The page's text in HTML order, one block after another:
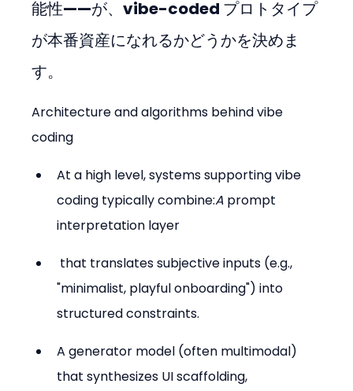
能性——が、vibe-coded プロトタイプ
が本番資産になれるかどうかを決めま
す。
Architecture and algorithms behind vibe
coding
At a high level, systems supporting vibe
coding typically combine:A prompt
interpretation layer
"minimalist, playful onboarding") into
structured constraints.
A generator model (often multimodal)
that synthesizes UI scaffolding,